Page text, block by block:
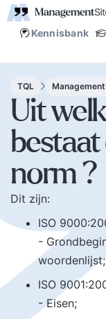
Kennisbank
TQL Management
Uit
norm ?
Dit zijn:
ISO
-
woordenlijst;
ISO
- Eisen;